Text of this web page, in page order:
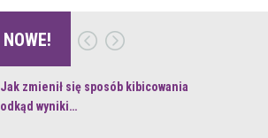
NOWE!
Jak zmienił się sposób kibicowania
odkąd wyniki…